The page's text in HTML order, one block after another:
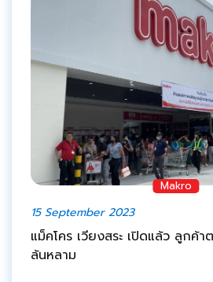
Makro
15 September 2023
แม็คโคร เวียงสระ เปิดแล้ว ลูกค้
ล้นหลาม